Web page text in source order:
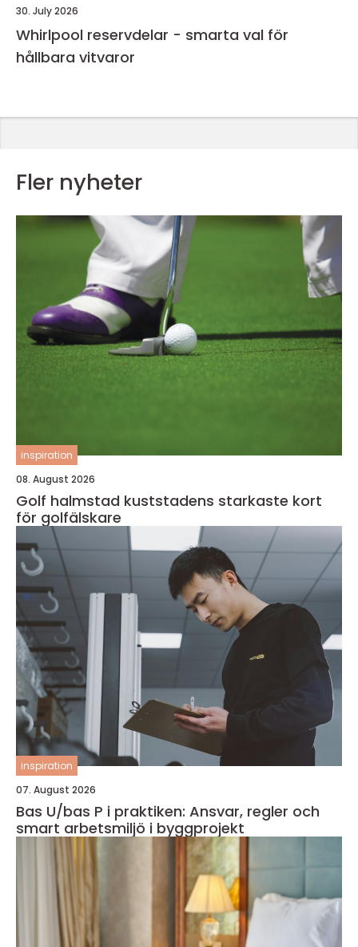
30. July 2026
Whirlpool reservdelar - smarta val för
hållbara vitvaror
Fler nyheter
inspiration
08. August 2026
Golf halmstad kuststadens starkaste kort
för golfälskare
inspiration
07. August 2026
Bas U/bas P i praktiken: Ansvar, regler och
smart arbetsmiljö i byggprojekt